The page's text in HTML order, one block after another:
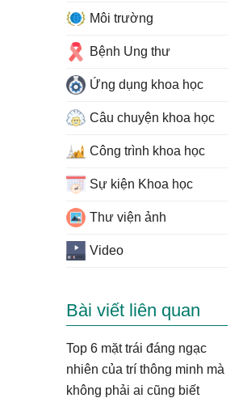
Môi trường
Bệnh Ung thư
Ứng dụng khoa học
Câu chuyện khoa học
Công trình khoa học
Sự kiện Khoa học
Thư viện ảnh
Video
Bài viết liên quan
Top 6 mặt trái đáng ngạc
nhiên của trí thông minh mà
không phải ai cũng biết